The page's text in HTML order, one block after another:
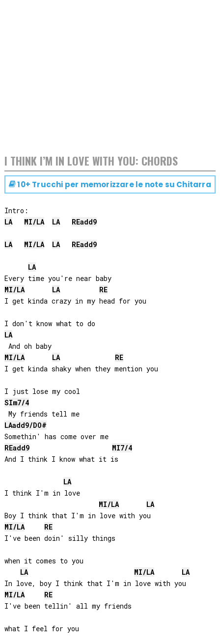
I THINK I’M IN LOVE WITH YOU: CHORDS
10+ Trucchi per memorizzare le note su Chitarra
LA
MI/LA LA REadd9
LA MI/LA LA REadd9
LA
Every time you're near baby
MI/LA LA
RE
I get kinda crazy in my head for you
LA
And oh baby
MI/LA LA
RE
I get kinda shaky when they mention you
SIm7/4
My friends tell me
LAadd9/DO#
Somethin' has come over me
REadd9 MI7/4
And I think I know what it is
LA
I think I'm in love
MI/LA
LA
MI/LA
RE
I've been doin' silly things
when it comes to you
LA
MI/LA
LA
MI/LA
RE
I've been tellin' all my friends
what I feel for you